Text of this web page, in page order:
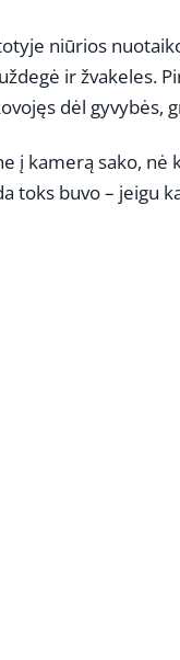
niūrios
ir žvakeles.
dėl
į kamerą sako,
toks buvo – jeigu